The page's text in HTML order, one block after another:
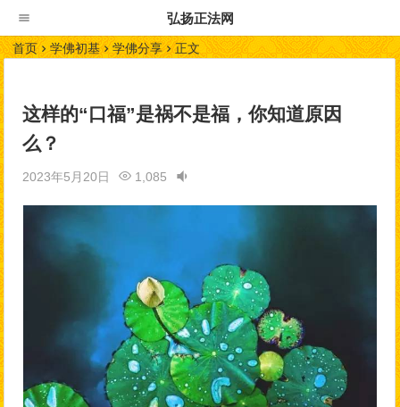
弘扬正法网
首页 学佛初基 学佛分享 正文
这样的“口福”是祸不是福，你知道原因
么？
2023年5月20日 1,085